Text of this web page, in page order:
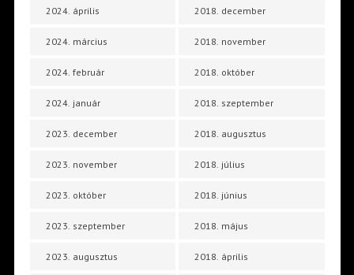
2024. április
2024. március
2024. február
2024. január
2023. december
2023. november
2023. október
2023. szeptember
2023. augusztus
2018. december
2018. november
2018. október
2018. szeptember
2018. augusztus
2018. július
2018. június
2018. május
2018. április